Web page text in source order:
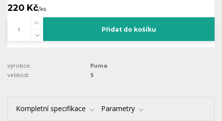
220 Kč/ks
Přidat do košíku
výrobce:
Puma
velikost:
S
Kompletní specifikace Parametry